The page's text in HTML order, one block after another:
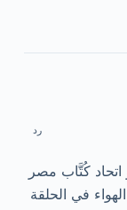
رد
كُتَّاب مصر
في الحلقة